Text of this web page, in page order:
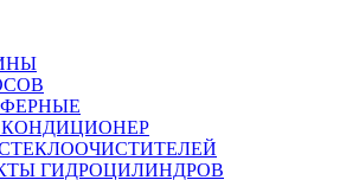
ГИДРОЦИЛИНДРОВ